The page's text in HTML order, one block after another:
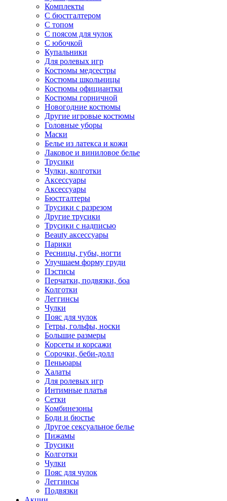
Комплекты
С бюстгалтером
С топом
С поясом для чулок
С юбочкой
Купальники
Для ролевых игр
Костюмы медсестры
Костюмы школьницы
Костюмы официантки
Костюмы горничной
Новогодние костюмы
Другие игровые костюмы
Головные уборы
Маски
Белье из латекса и кожи
Лаковое и виниловое белье
Трусики
Чулки, колготки
Аксессуары
Аксессуары
Бюстгалтеры
Трусики с разрезом
Другие трусики
Трусики с надписью
Beauty аксессуары
Парики
Ресницы, губы, ногти
Улучшаем форму груди
Пэстисы
Перчатки, подвязки, боа
Колготки
Леггинсы
Чулки
Пояс для чулок
Гетры, гольфы, носки
Большие размеры
Корсеты и корсажи
Сорочки, беби-долл
Пеньюары
Халаты
Для ролевых игр
Интимные платья
Сетки
Комбинезоны
Боди и бюстье
Другое сексуальное белье
Пижамы
Трусики
Колготки
Чулки
Пояс для чулок
Леггинсы
Подвязки